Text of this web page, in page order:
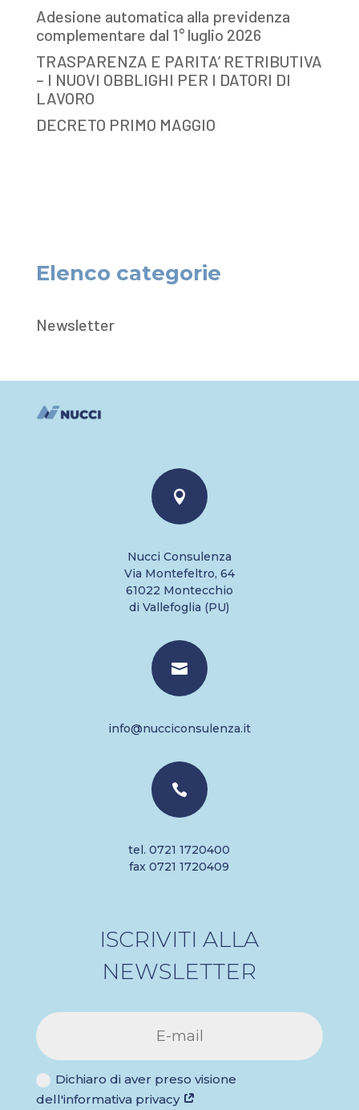
Adesione automatica alla previdenza
complementare dal 1° luglio 2026
TRASPARENZA E PARITA’ RETRIBUTIVA
– I NUOVI OBBLIGHI PER I DATORI DI
LAVORO
DECRETO PRIMO MAGGIO
Elenco categorie
Newsletter

Nucci Consulenza
Via Montefeltro, 64
61022 Montecchio
di Vallefoglia (PU)

info@nucciconsulenza.it

tel. 0721 1720400
fax 0721 1720409
ISCRIVITI ALLA
NEWSLETTER
Dichiaro di aver preso visione
dell'informativa privacy